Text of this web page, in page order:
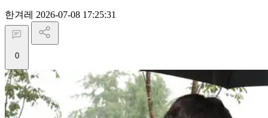
한겨레 2026-07-08 17:25:31
0